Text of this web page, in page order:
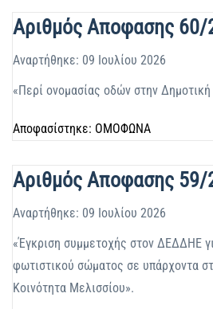
Αριθμός Αποφασης 60/
Αναρτήθηκε: 09 Ιουλίου 2026
«Περί ονομασίας οδών στην
Αποφασίστηκε: ΟΜΟΦΩΝΑ
Αριθμός Αποφασης 59/
Αναρτήθηκε: 09 Ιουλίου 2026
«Έγκριση συμμετοχής στον ΔΕΔΔΗΕ
φωτιστικού σώματος σε υπάρχοντα
Κοινότητα Μελισσίου».